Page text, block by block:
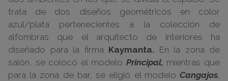
trata de dos diseños geométricos en color
azul/plata pertenecientes a la colección de
alfombras que el arquitecto de interiores ha
diseñado para la firma Kaymanta. En la zona de
salón, se colocó el modelo Principal, mientras que
para la zona de bar, se eligió el modelo Cangajos.